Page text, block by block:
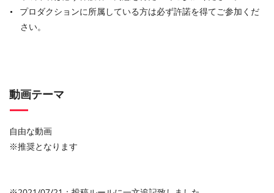
プロダクションに所属している方は必ず許諾を得てご参加くだ
さい。
動画テーマ
自由な動画
※推奨となります